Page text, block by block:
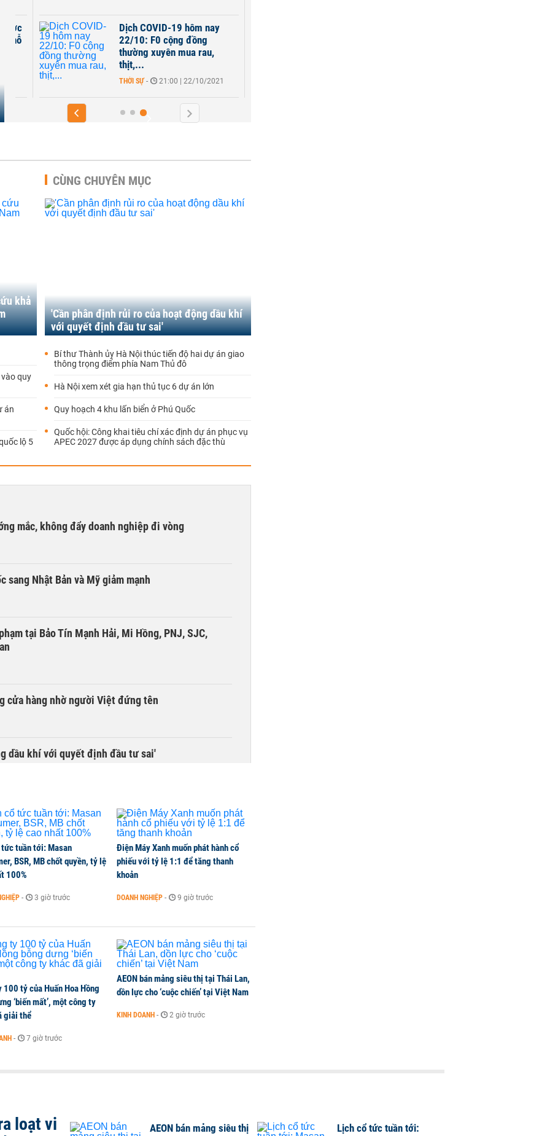
dược
hỗ
Dịch COVID-19 hôm nay
22/10: F0 cộng đồng
thường xuyên mua rau,
thịt,...
THỜI SỰ - 21:00 | 22/10/2021
khả
quy
án
lộ 5
CÙNG CHUYÊN MỤC
'Cần phân định rủi ro của hoạt động dầu khí
với quyết định đầu tư sai'
Bí thư Thành ủy Hà Nội thúc tiến độ hai dự án giao
thông trọng điểm phía Nam Thủ đô
Hà Nội xem xét gia hạn thủ tục 6 dự án lớn
Quy hoạch 4 khu lấn biển ở Phú Quốc
Quốc hội: Công khai tiêu chí xác định dự án phục vụ
APEC 2027 được áp dụng chính sách đặc thù
mắc, không đẩy doanh nghiệp đi vòng
sang Nhật Bản và Mỹ giảm mạnh
tại Bảo Tín Mạnh Hải, Mi Hồng, PNJ, SJC,
cửa hàng nhờ người Việt đứng tên
dầu khí với quyết định đầu tư sai'
tuần tới: Masan
BSR, MB chốt quyền, tỷ lệ
100%
- 3 giờ trước
Điện Máy Xanh muốn phát hành cổ
phiếu với tỷ lệ 1:1 để tăng thanh
khoản
DOANH NGHIỆP - 9 giờ trước
100 tỷ của Huấn Hoa Hồng
‘biến mất’, một công ty
giải thể
- 7 giờ trước
AEON bán mảng siêu thị tại Thái Lan,
dồn lực cho ‘cuộc chiến’ tại Việt Nam
KINH DOANH - 2 giờ trước
loạt vi
AEON bán mảng siêu thị
Lịch cổ tức tuần tới: